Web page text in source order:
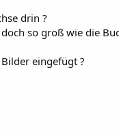
drin ?
so groß wie die
eingefügt ?